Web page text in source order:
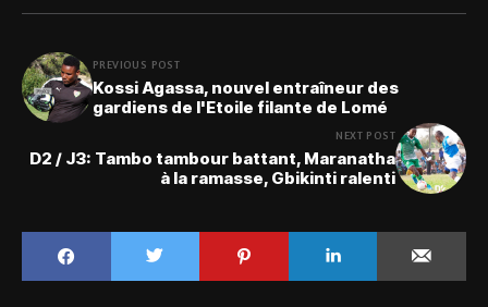
PREVIOUS POST
Kossi Agassa, nouvel entraîneur des
gardiens de l'Etoile filante de Lomé
NEXT POST
D2 / J3: Tambo tambour battant, Maranatha
à la ramasse, Gbikinti ralenti